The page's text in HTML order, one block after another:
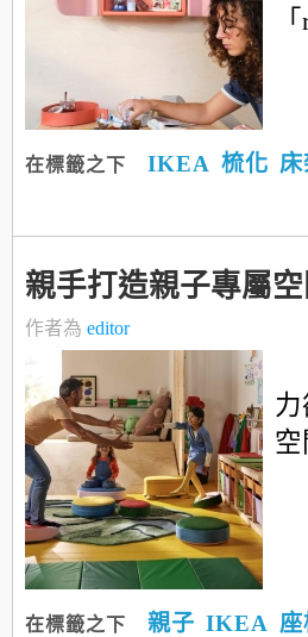
在標籤之下 IKEA 梳化 床
親手打造親子專屬
作者為 editor
在標籤之下 親子 IKEA